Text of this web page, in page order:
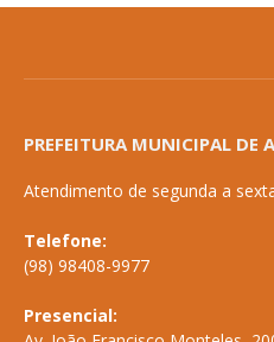
PREFEITURA MUNICIPAL DE
Atendimento de segunda a
Telefone:
(98) 98408-9977
Presencial: